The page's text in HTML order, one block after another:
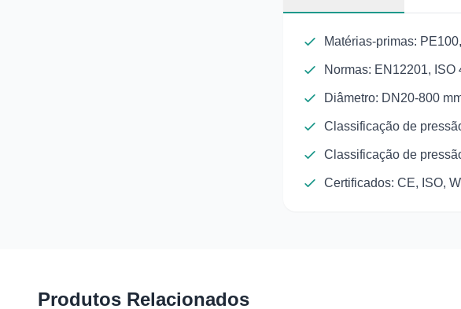
Matérias-primas:
Normas: EN12201,
Diâmetro: DN20-800
Classificação de
Classificação de
Certificados: CE, ISO,
Produtos Relacionados